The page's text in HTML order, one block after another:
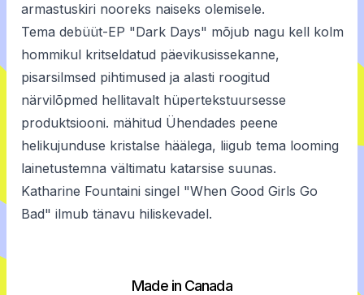
armastuskiri nooreks naiseks olemisele.
Tema debüüt-EP "Dark Days" mõjub nagu kell kolm
hommikul kritseldatud päevikusissekanne,
pisarsilmsed pihtimused ja alasti roogitud
närvilõpmed hellitavalt hüpertekstuursesse
produktsiooni. mähitud Ühendades peene
helikujunduse kristalse häälega, liigub tema looming
lainetustemna vältimatu katarsise suunas.
Katharine Fountaini singel "When Good Girls Go
Bad" ilmub tänavu hiliskevadel.
Made in Canada